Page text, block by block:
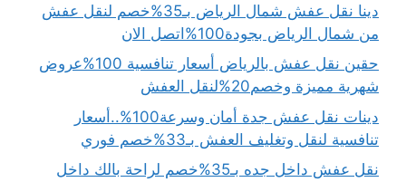
دينا نقل عفش شمال الرياض بـ35%خصم لنقل عفش
من شمال الرياض بجودة100%اتصل الان
حقين نقل عفش بالرياض أسعار تنافسية 100%عروض
شهرية مميزة وخصم20%لنقل العفش
دينات نقل عفش جدة أمان وسرعة100%..أسعار
تنافسية لنقل وتغليف العفش بـ33%خصم فوري
نقل عفش داخل جده بـ35%خصم لراحة بالك داخل